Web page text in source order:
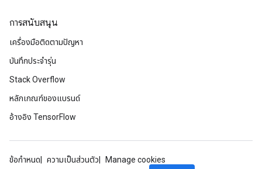
การสนับสนุน
เครื่องมือติดตามปัญหา
บันทึกประจำรุ่น
Stack Overflow
หลักเกณฑ์ของแบรนด์
อ้างอิง TensorFlow
ข้อกำหนด ความเป็นส่วนตัว
Manage cookies